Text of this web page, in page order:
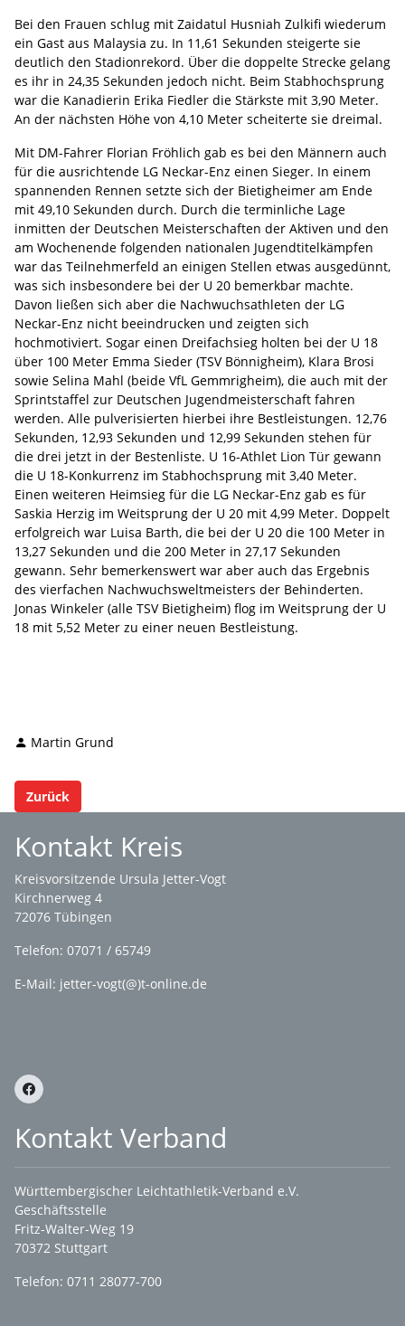
Bei den Frauen schlug mit Zaidatul Husniah Zulkifi wiederum
ein Gast aus Malaysia zu. In 11,61 Sekunden steigerte sie
deutlich den Stadionrekord. Über die doppelte Strecke gelang
es ihr in 24,35 Sekunden jedoch nicht. Beim Stabhochsprung
war die Kanadierin Erika Fiedler die Stärkste mit 3,90 Meter.
An der nächsten Höhe von 4,10 Meter scheiterte sie dreimal.
Mit DM-Fahrer Florian Fröhlich gab es bei den Männern auch
für die ausrichtende LG Neckar-Enz einen Sieger. In einem
spannenden Rennen setzte sich der Bietigheimer am Ende
mit 49,10 Sekunden durch. Durch die terminliche Lage
inmitten der Deutschen Meisterschaften der Aktiven und den
am Wochenende folgenden nationalen Jugendtitelkämpfen
war das Teilnehmerfeld an einigen Stellen etwas ausgedünnt,
was sich insbesondere bei der U 20 bemerkbar machte.
Davon ließen sich aber die Nachwuchsathleten der LG
Neckar-Enz nicht beeindrucken und zeigten sich
hochmotiviert. Sogar einen Dreifachsieg holten bei der U 18
über 100 Meter Emma Sieder (TSV Bönnigheim), Klara Brosi
sowie Selina Mahl (beide VfL Gemmrigheim), die auch mit der
Sprintstaffel zur Deutschen Jugendmeisterschaft fahren
werden. Alle pulverisierten hierbei ihre Bestleistungen. 12,76
Sekunden, 12,93 Sekunden und 12,99 Sekunden stehen für
die drei jetzt in der Bestenliste. U 16-Athlet Lion Tür gewann
die U 18-Konkurrenz im Stabhochsprung mit 3,40 Meter.
Einen weiteren Heimsieg für die LG Neckar-Enz gab es für
Saskia Herzig im Weitsprung der U 20 mit 4,99 Meter. Doppelt
erfolgreich war Luisa Barth, die bei der U 20 die 100 Meter in
13,27 Sekunden und die 200 Meter in 27,17 Sekunden
gewann. Sehr bemerkenswert war aber auch das Ergebnis
des vierfachen Nachwuchsweltmeisters der Behinderten.
Jonas Winkeler (alle TSV Bietigheim) flog im Weitsprung der U
18 mit 5,52 Meter zu einer neuen Bestleistung.
Martin Grund
Zurück
Kontakt Kreis
Kreisvorsitzende Ursula Jetter-Vogt
Kirchnerweg 4
72076 Tübingen
Telefon: 07071 / 65749
E-Mail: jetter-vogt(@)t-online.de
Kontakt Verband
Württembergischer Leichtathletik-Verband e.V.
Geschäftsstelle
Fritz-Walter-Weg 19
70372 Stuttgart
Telefon: 0711 28077-700